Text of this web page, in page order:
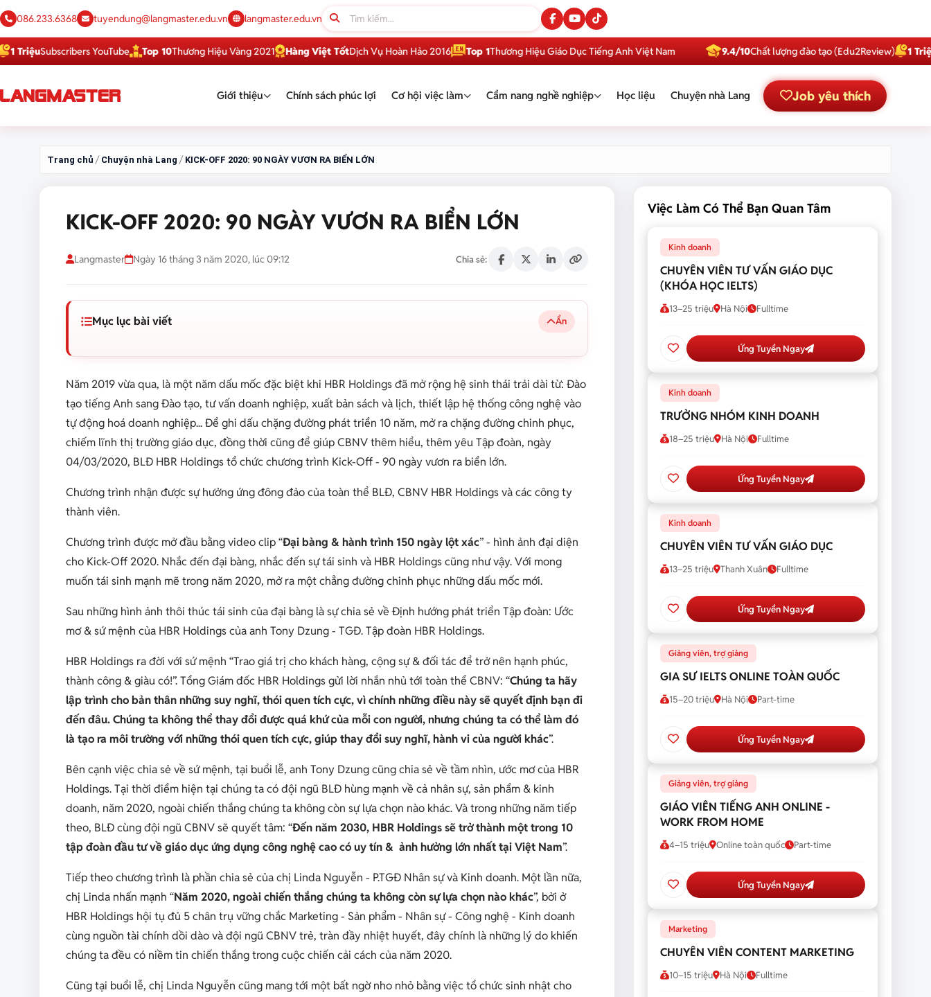
086.233.6368 tuyendung@langmaster.edu.vn langmaster.edu.vn
Subscribers YouTube Top 10Thương Hiệu Vàng 2021 Hàng Việt TốtDịch Vụ Hoàn Hảo 2016 Top 1Thương Hiệu Giáo Dục Tiếng Anh Việt Nam 9.4/10Chất lượng đào tạo (Edu2Review) 1 Triệu
Giới thiệu Chính sách phúc lợi Cơ hội việc làm Cẩm nang nghề nghiệp Học liệu Chuyện nhà Lang Job yêu thích
Trang chủ / Chuyện nhà Lang / KICK-OFF 2020: 90 NGÀY VƯƠN RA BIỂN LỚN
KICK-OFF 2020: 90 NGÀY VƯƠN RA BIỂN LỚN
Langmaster Ngày 16 tháng 3 năm 2020, lúc 09:12 Chia sẻ:
Mục lục bài viết Ẩn
Năm 2019 vừa qua, là một năm dấu mốc đặc biệt khi HBR Holdings đã mở rộng hệ sinh thái trải dài từ: Đào
tạo tiếng Anh sang Đào tạo, tư vấn doanh nghiệp, xuất bản sách và lịch, thiết lập hệ thống công nghệ vào
tự động hoá doanh nghiệp... Để ghi dấu chặng đường phát triển 10 năm, mở ra chặng đường chinh phục,
chiếm lĩnh thị trường giáo dục, đồng thời cũng để giúp CBNV thêm hiểu, thêm yêu Tập đoàn, ngày
04/03/2020, BLĐ HBR Holdings tổ chức chương trình Kick-Off - 90 ngày vươn ra biển lớn.
Chương trình nhận được sự hưởng ứng đông đảo của toàn thể BLĐ, CBNV HBR Holdings và các công ty
thành viên.
Chương trình được mở đầu bằng video clip “Đại bàng & hành trình 150 ngày lột xác” - hình ảnh đại diện
cho Kick-Off 2020. Nhắc đến đại bàng, nhắc đến sự tái sinh và HBR Holdings cũng như vậy. Với mong
muốn tái sinh mạnh mẽ trong năm 2020, mở ra một chẳng đường chinh phục những dấu mốc mới.
Sau những hình ảnh thôi thúc tái sinh của đại bàng là sự chia sẻ về Định hướng phát triển Tập đoàn: Ước
mơ & sứ mệnh của HBR Holdings của anh Tony Dzung - TGĐ. Tập đoàn HBR Holdings.
HBR Holdings ra đời với sứ mệnh “Trao giá trị cho khách hàng, cộng sự & đối tác để trở nên hạnh phúc,
thành công & giàu có!”. Tổng Giám đốc HBR Holdings gửi lời nhắn nhủ tới toàn thể CBNV: “Chúng ta hãy
lập trình cho bản thân những suy nghĩ, thói quen tích cực, vì chính những điều này sẽ quyết định bạn đi
đến đâu. Chúng ta không thể thay đổi được quá khứ của mỗi con người, nhưng chúng ta có thể làm đó
là tạo ra môi trường với những thói quen tích cực, giúp thay đổi suy nghĩ, hành vi của người khác”.
Bên cạnh việc chia sẻ về sứ mệnh, tại buổi lễ, anh Tony Dzung cũng chia sẻ về tầm nhìn, ước mơ của HBR
Holdings. Tại thời điểm hiện tại chúng ta có đội ngũ BLĐ hùng mạnh về cả nhân sự, sản phẩm & kinh
doanh, năm 2020, ngoài chiến thắng chúng ta không còn sự lựa chọn nào khác. Và trong những năm tiếp
theo, BLĐ cùng đội ngũ CBNV sẽ quyết tâm: “Đến năm 2030, HBR Holdings sẽ trở thành một trong 10
tập đoàn đầu tư về giáo dục ứng dụng công nghệ cao có uy tín & ảnh hưởng lớn nhất tại Việt Nam”.
Tiếp theo chương trình là phần chia sẻ của chị Linda Nguyễn - P.TGĐ Nhân sự và Kinh doanh. Một lần nữa,
chị Linda nhấn mạnh “Năm 2020, ngoài chiến thắng chúng ta không còn sự lựa chọn nào khác”, bởi ở
HBR Holdings hội tụ đủ 5 chân trụ vững chắc Marketing - Sản phẩm - Nhân sự - Công nghệ - Kinh doanh
cùng nguồn tài chính dồi dào và đội ngũ CBNV trẻ, tràn đầy nhiệt huyết, đây chính là những lý do khiến
chúng ta đều có niềm tin chiến thắng trong cuộc chiến cải cách của năm 2020.
Cũng tại buổi lễ, chị Linda Nguyễn cũng mang tới một bất ngờ nho nhỏ bằng việc tổ chức sinh nhật cho
Việc Làm Có Thể Bạn Quan Tâm
Kinh doanh
CHUYÊN VIÊN TƯ VẤN GIÁO DỤC
(KHÓA HỌC IELTS)
13–25 triệu Hà Nội Fulltime
Ứng Tuyển Ngay
Kinh doanh
TRƯỞNG NHÓM KINH DOANH
18–25 triệu Hà Nội Fulltime
Ứng Tuyển Ngay
Kinh doanh
CHUYÊN VIÊN TƯ VẤN GIÁO DỤC
13–25 triệu Thanh Xuân Fulltime
Ứng Tuyển Ngay
Giảng viên, trợ giảng
GIA SƯ IELTS ONLINE TOÀN QUỐC
15–20 triệu Hà Nội Part-time
Ứng Tuyển Ngay
Giảng viên, trợ giảng
GIÁO VIÊN TIẾNG ANH ONLINE -
WORK FROM HOME
4–15 triệu Online toàn quốc Part-time
Ứng Tuyển Ngay
Marketing
CHUYÊN VIÊN CONTENT MARKETING
10–15 triệu Hà Nội Fulltime